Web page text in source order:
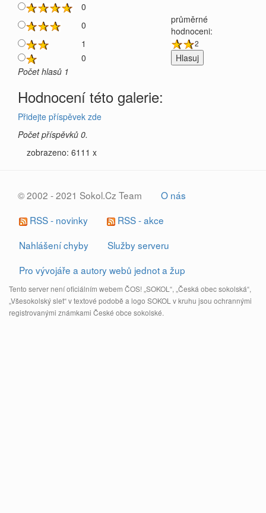
0
0
průměrné
hodnoceni:
1
2
0
Počet hlasů 1
Hodnocení této galerie:
Přidejte příspěvek zde
Počet příspěvků 0.
zobrazeno: 6111 x
© 2002 - 2021 Sokol.Cz Team
O nás
RSS - novinky
RSS - akce
Nahlášení chyby
Služby serveru
Pro vývojáře a autory webů jednot a žup
Tento server není oficiálním webem ČOS! „SOKOL“, „Česká obec sokolská“,
„Všesokolský slet“ v textové podobě a logo SOKOL v kruhu jsou ochrannými
registrovanými známkami České obce sokolské.